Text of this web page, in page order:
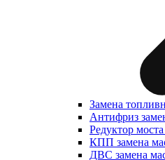
Замена
Антифриз
Редуктор
КПП замена
ДВС замена